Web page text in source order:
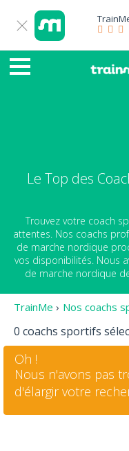
Le Top des
Trouvez votre coach
attentes. Nos coachs
de marche nordique
vos disponibilités. Nous
de marche nordique
TrainMe › Nos coachs
0 coachs sportifs
Oh !
Nous n'avons pas
d'élargir votre